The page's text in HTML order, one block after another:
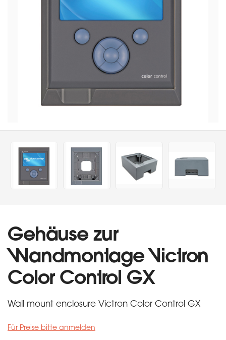
Gehäuse zur
Wandmontage Victron
Color Control GX
Wall mount enclosure Victron Color Control GX
Für Preise bitte anmelden